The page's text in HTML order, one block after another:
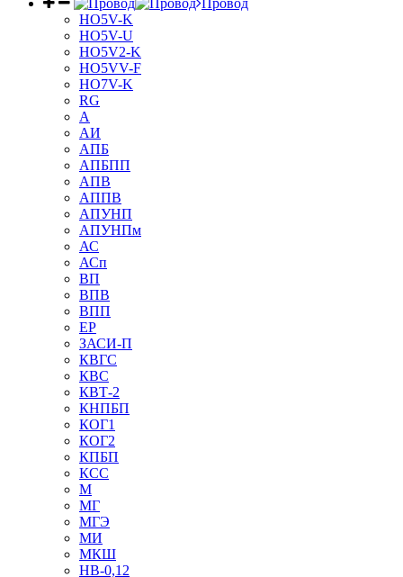
Провод
HO5V-K
HO5V-U
HO5V2-K
HO5VV-F
HO7V-K
RG
А
АИ
АПБ
АПБПП
АПВ
АППВ
АПУНП
АПУНПм
АС
АСп
ВП
ВПВ
ВПП
ЕР
ЗАСИ-П
КВГС
КВС
КВТ-2
КНПБП
КОГ1
КОГ2
КПБП
КСС
М
МГ
МГЭ
МИ
МКШ
НВ-0,12